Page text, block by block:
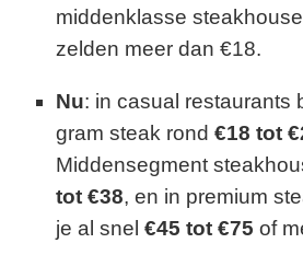
middenklasse
zelden meer dan €18.
Nu: in casual restaurants
gram steak rond €18 tot
Middensegment
tot €38, en in premium
je al snel €45 tot €75 of